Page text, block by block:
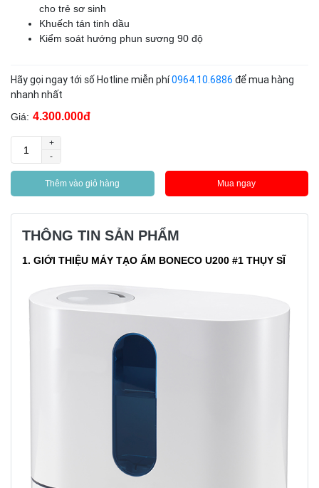
cho trẻ sơ sinh
Khuếch tán tinh dầu
Kiểm soát hướng phun sương 90 độ
Hãy gọi ngay tới số Hotline miễn phí0964.10.6886 để mua hàng
nhanh nhất
Giá: 4.300.000đ
-
+
Thêm vào giỏ hàng Mua ngay
THÔNG TIN SẢN PHẨM
1. GIỚI THIỆU MÁY TẠO ẨM BONECO U200 #1 THỤY SĨ